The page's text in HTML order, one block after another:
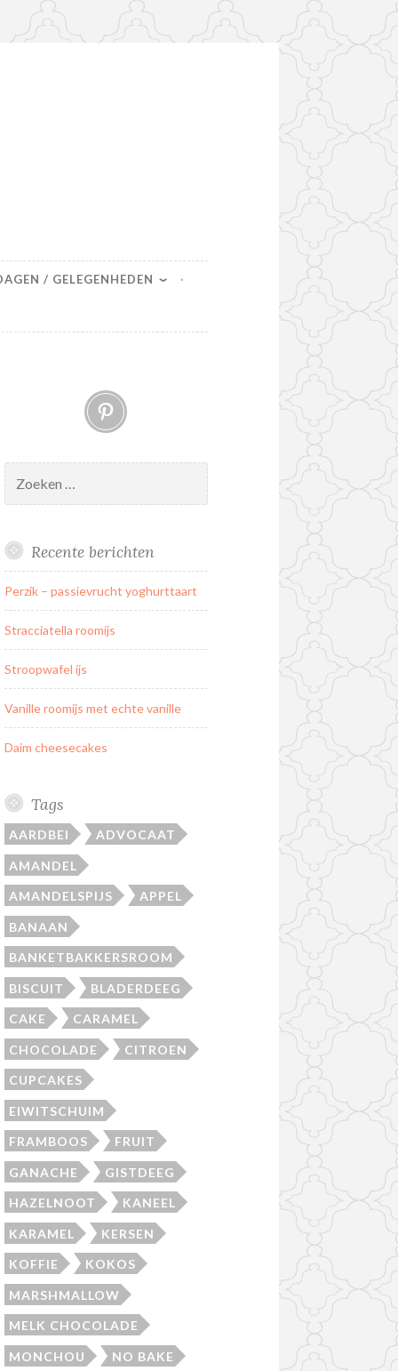
/ GELEGENHEDEN
Pinterest
naar:
Recente berichten
Perzik – passievrucht yoghurttaart
Stracciatella roomijs
Stroopwafel ijs
Vanille roomijs met echte vanille
Daim cheesecakes
Tags
AARDBEI ADVOCAAT
AMANDEL
AMANDELSPIJS APPEL
BANAAN
BANKETBAKKERSROOM
BISCUIT BLADERDEEG
CAKE CARAMEL
CHOCOLADE CITROEN
CUPCAKES
EIWITSCHUIM
FRAMBOOS FRUIT
GANACHE GISTDEEG
HAZELNOOT KANEEL
KARAMEL KERSEN
KOFFIE KOKOS
MARSHMALLOW
MELK CHOCOLADE
MONCHOU NO BAKE